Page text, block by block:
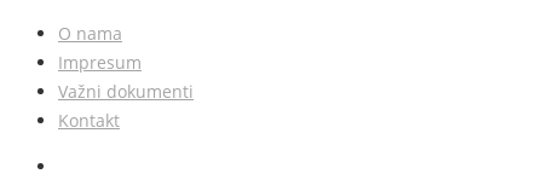
O nama
Impresum
Važni dokumenti
Kontakt